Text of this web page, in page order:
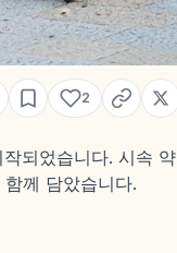
2
되었습니다. 시속 약
께 담았습니다.